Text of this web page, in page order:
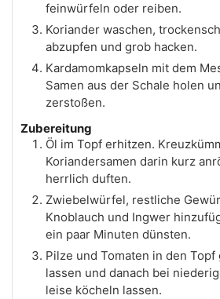
feinwürfeln oder reiben.
Koriander waschen,
abzupfen und grob hacken.
Kardamomkapseln mit dem
Samen aus der Schale holen
zerstoßen.
Zubereitung
Öl im Topf erhitzen.
Koriandersamen darin kurz
herrlich duften.
Zwiebelwürfel, restliche
Knoblauch und Ingwer
ein paar Minuten dünsten.
Pilze und Tomaten in den
lassen und danach bei
leise köcheln lassen.